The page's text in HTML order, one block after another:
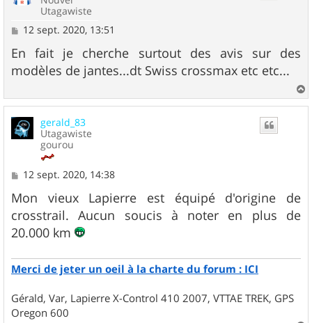
Utagawiste
M
s
s
a
e
12 sept. 2020, 13:51
En fait je cherche surtout des avis sur des
modèles de jantes...dt Swiss crossmax etc etc...
a
gerald_83
Utagawiste
gourou
M
s
s
a
g
e
12 sept. 2020, 14:38
Mon vieux Lapierre est équipé d'origine de
crosstrail. Aucun soucis à noter en plus de
20.000 km
Merci de jeter un oeil à la charte du forum : ICI
Gérald, Var, Lapierre X-Control 410 2007, VTTAE TREK, GPS
Oregon 600